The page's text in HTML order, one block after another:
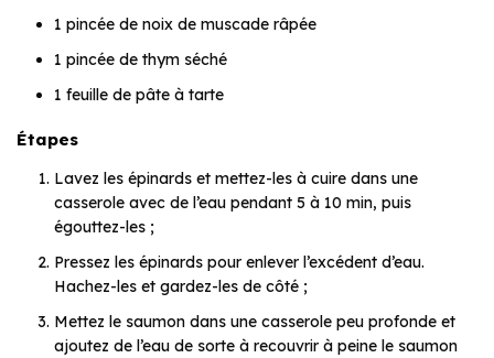
1 pincée de noix de muscade râpée
1 pincée de thym séché
1 feuille de pâte à tarte
Étapes
Lavez les épinards et mettez-les à cuire dans une
casserole avec de l’eau pendant 5 à 10 min, puis
égouttez-les ;
Pressez les épinards pour enlever l’excédent d’eau.
Hachez-les et gardez-les de côté ;
Mettez le saumon dans une casserole peu profonde et
ajoutez de l’eau de sorte à recouvrir à peine le saumon